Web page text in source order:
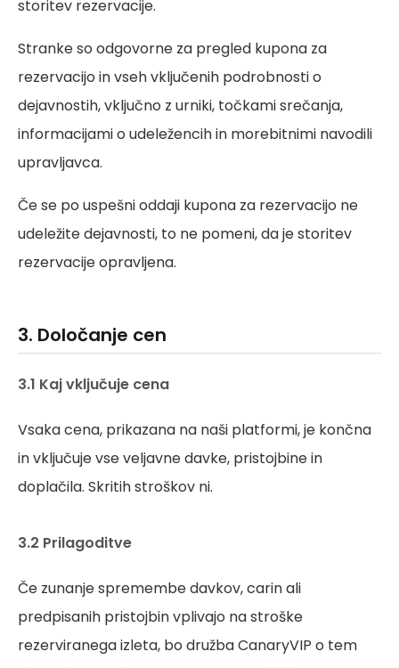
storitev rezervacije.
Stranke so odgovorne za pregled kupona za
rezervacijo in vseh vključenih podrobnosti o
dejavnostih, vključno z urniki, točkami srečanja,
informacijami o udeležencih in morebitnimi navodili
upravljavca.
Če se po uspešni oddaji kupona za rezervacijo ne
udeležite dejavnosti, to ne pomeni, da je storitev
rezervacije opravljena.
3. Določanje cen
3.1 Kaj vključuje cena
Vsaka cena, prikazana na naši platformi, je končna
in vključuje vse veljavne davke, pristojbine in
doplačila. Skritih stroškov ni.
3.2 Prilagoditve
Če zunanje spremembe davkov, carin ali
predpisanih pristojbin vplivajo na stroške
rezerviranega izleta, bo družba CanaryVIP o tem